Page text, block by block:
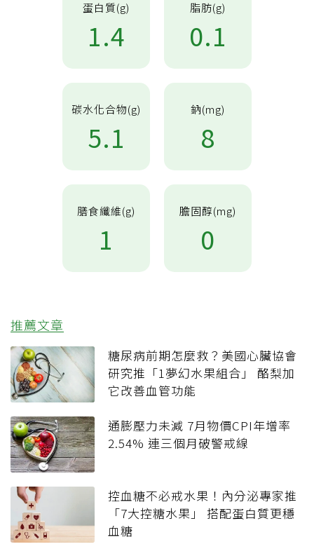
蛋白質(g)
1.4
脂肪(g)
0.1
碳水化合物(g)
5.1
鈉(mg)
8
膳食纖維(g)
1
膽固醇(mg)
0
推薦文章
糖尿病前期怎麼救？美國心臟協會
研究推「1夢幻水果組合」 酪梨加
它改善血管功能
通膨壓力未減 7月物價CPI年增率
2.54% 連三個月破警戒線
控血糖不必戒水果！內分泌專家推
「7大控糖水果」 搭配蛋白質更穩
血糖